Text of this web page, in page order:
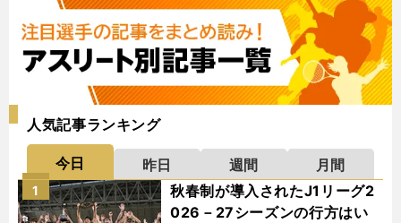
人気記事ランキング
今日 昨日 週間
月間
秋春制が導入されたJ1リーグ2
026－27シーズンの行方はい
1